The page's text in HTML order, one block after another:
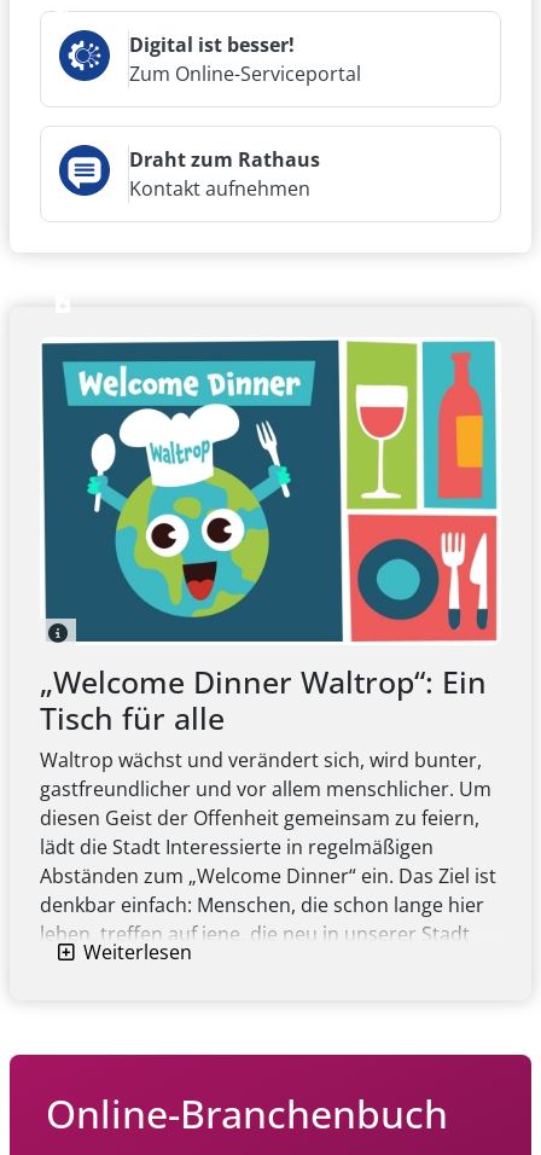
Präsentation Stadt Waltrop Info-
Veranstaltung Innenstadtplätze am
28.01.2026
(PDF, 9.22 MB)
Hier finden Sie die Präsentation der Stadt
Waltrop zur Informations-Veranstaltung
"Umgestaltung des Herne-Bay-Platzes und
des Platzes von Gardelegen in Waltrop" am
28.01.2026 in der Stadthalle.
28.01.2026
(PDF, 1.79 MB)
Hier finden Sie die Präsentation der Firma
Kramer zur Informations-Veranstaltung
"Umgestaltung des Herne-Bay-Platzes und
des Platzes von Gardelegen in Waltrop" am
28.01.2026 in der Stadthalle.
mehr erfahren
Digital ist besser!
Zum Online-Serviceportal
Draht zum Rathaus
Kontakt aufnehmen
„Welcome Dinner Waltrop“: Ein
Tisch für alle
Waltrop wächst und verändert sich, wird bunter,
gastfreundlicher und vor allem menschlicher. Um
diesen Geist der Offenheit gemeinsam zu feiern,
lädt die Stadt Interessierte in regelmäßigen
Abständen zum „Welcome Dinner“ ein. Das Ziel ist
denkbar einfach: Menschen, die schon lange hier
leben, treffen auf jene, die neu in unserer Stadt
sind, um gemeinsam einen schönen Abend zu
Weiterlesen
Online-Branchenbuch